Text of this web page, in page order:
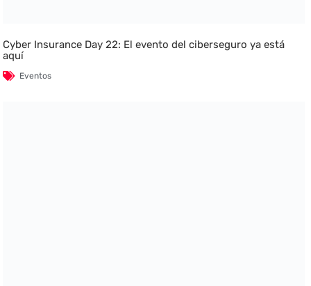
Cyber Insurance Day 22: El evento del ciberseguro ya está
aquí
Eventos